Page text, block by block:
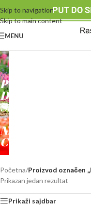
Skip to navigation
Skip to main content
PUT DO
MENU
RASADNIK
MIHALEK
PUT
DO
SREĆE
-
NAŠE
CVEĆE
Početna/Proizvod označen
Prikazan jedan rezultat
Prikaži sajdbar